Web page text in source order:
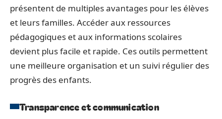
présentent de multiples avantages pour les élèves
et leurs familles. Accéder aux ressources
pédagogiques et aux informations scolaires
devient plus facile et rapide. Ces outils permettent
une meilleure organisation et un suivi régulier des
progrès des enfants.
Transparence et communication